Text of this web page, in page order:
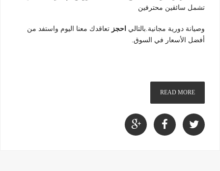
تشمل سائقين محترفين
وصيانة دورية مجانية.بالتالي احجز تعاقدك معنا اليوم واستفد من
أفضل الأسعار في السوق.
READ MORE